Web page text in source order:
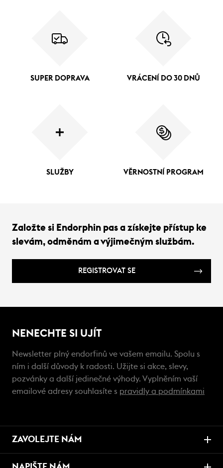
SUPER DOPRAVA VRÁCENÍ DO 30 DNŮ
SLUŽBY VĚRNOSTNÍ PROGRAM
Založte si Endorphin pas a získejte přístup ke
slevám, odměnám a výjimečným službám.
REGISTROVAT SE
NENECHTE SI UJÍT
Newsletter plný endorfinů ve vašem emailu. Spolu s
ním i další důvody k radosti. Užijte si akce, slevy,
pozvánky a další jedinečné výhody. Vyplněním vaší
emailové adresy souhlasíte s pravidly a podmínkami
ZAVOLEJTE NÁM